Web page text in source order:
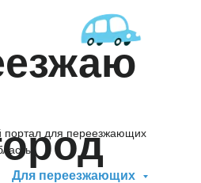
для переезжающих
Для переезжающих